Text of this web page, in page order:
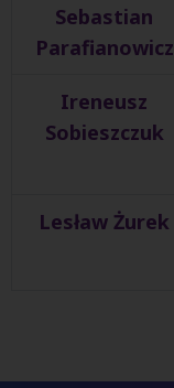
Sebastian
Parafianowicz
Ireneusz
Sobieszczuk
Lesław Żurek